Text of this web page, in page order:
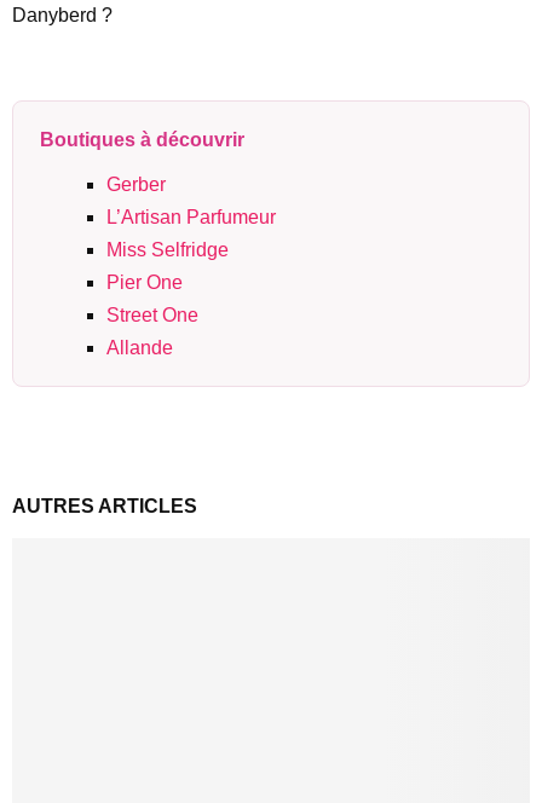
Danyberd ?
Boutiques à découvrir
Gerber
L’Artisan Parfumeur
Miss Selfridge
Pier One
Street One
Allande
AUTRES ARTICLES